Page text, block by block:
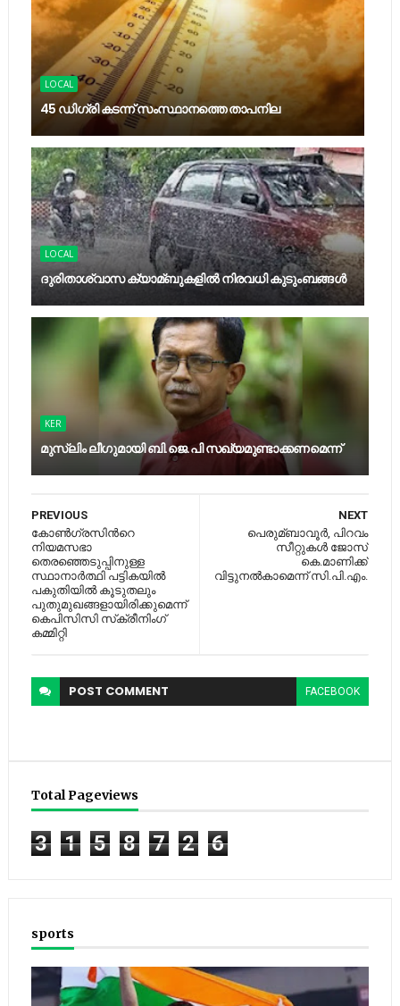
LOCAL
45 ഡിഗ്രി കടന്ന് സംസ്ഥാനത്തെ താപനില
LOCAL
ദുരിതാശ്വാസ ക്യാമ്ബുകളിൽ നിരവധി കുടുംബങ്ങൾ
KER
മുസ്‍ലിം ലീഗുമായി ബി.ജെ.പി സഖ്യമുണ്ടാക്കണമെന്ന്
NEXT
പെരുമ്ബാവൂര്‍, പിറവം
സീറ്റുകള്‍ ജോസ്
കെ.മാണിക്ക്
വിട്ടുനല്‍കാമെന്ന് സി.പി.എം.
PREVIOUS
കോണ്‍ഗ്രസിന്‍റെ
നിയമസഭാ
തെരഞ്ഞെടുപ്പിനുള്ള
സ്ഥാനാര്‍ത്ഥി പട്ടികയില്‍
പകുതിയില്‍ കൂടുതലും
പുതുമുഖങ്ങളായിരിക്കുമെന്ന്
കെപിസിസി സ്‌ക്രീനിംഗ്
കമ്മിറ്റി
POST COMMENT FACEBOOK
Total Pageviews
3 1 5 8 7 2 6
sports